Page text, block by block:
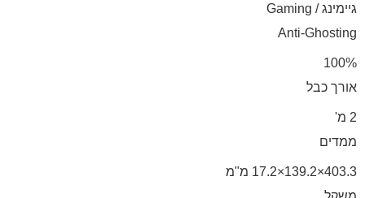
גיימינג / Gaming
Anti-Ghosting
100%
אורך כבל
2 מ'
ממדים
403.3×139.2×17.2 מ"מ